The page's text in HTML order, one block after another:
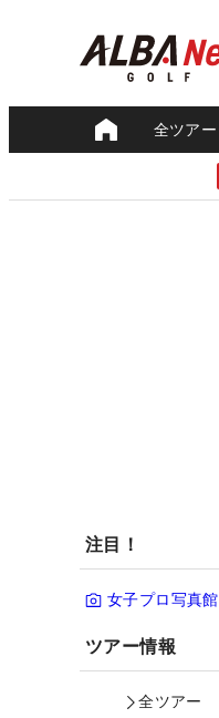
全ツアー
注目！
女子プロ写真館
ツアー情報
全ツアー